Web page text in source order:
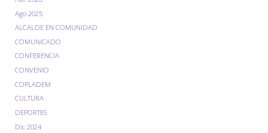
Ago 2025
ALCALDE EN COMUNIDAD
COMUNICADO
CONFERENCIA
CONVENIO
COPLADEM
CULTURA
DEPORTES
Dic 2024